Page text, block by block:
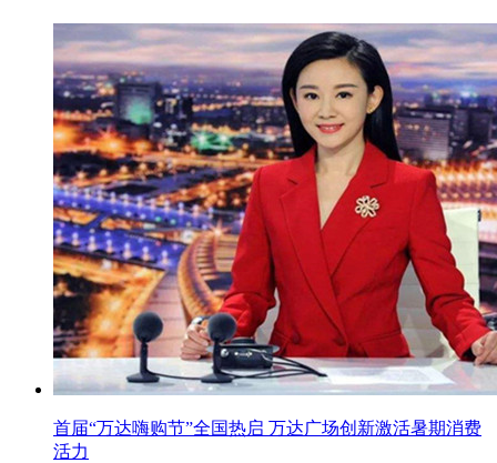
首届“万达嗨购节”全国热启 万达广场创新激活暑期消费
活力